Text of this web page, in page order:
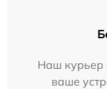
Наш курьер
ваше